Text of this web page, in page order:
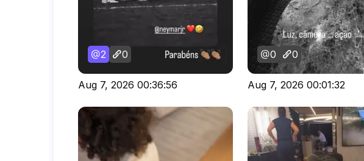
2 0
Aug 7, 2026 00:36:56
0 0
Aug 7, 2026 00:01:32